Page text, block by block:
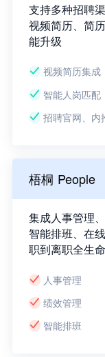
支持多种招聘
视频简历、简
能升级
视频简历集成
智能人岗匹配
招聘官网、内
梧桐 People
集成人事管理
智能排班、在
职到离职全生
人事管理
绩效管理
智能排班